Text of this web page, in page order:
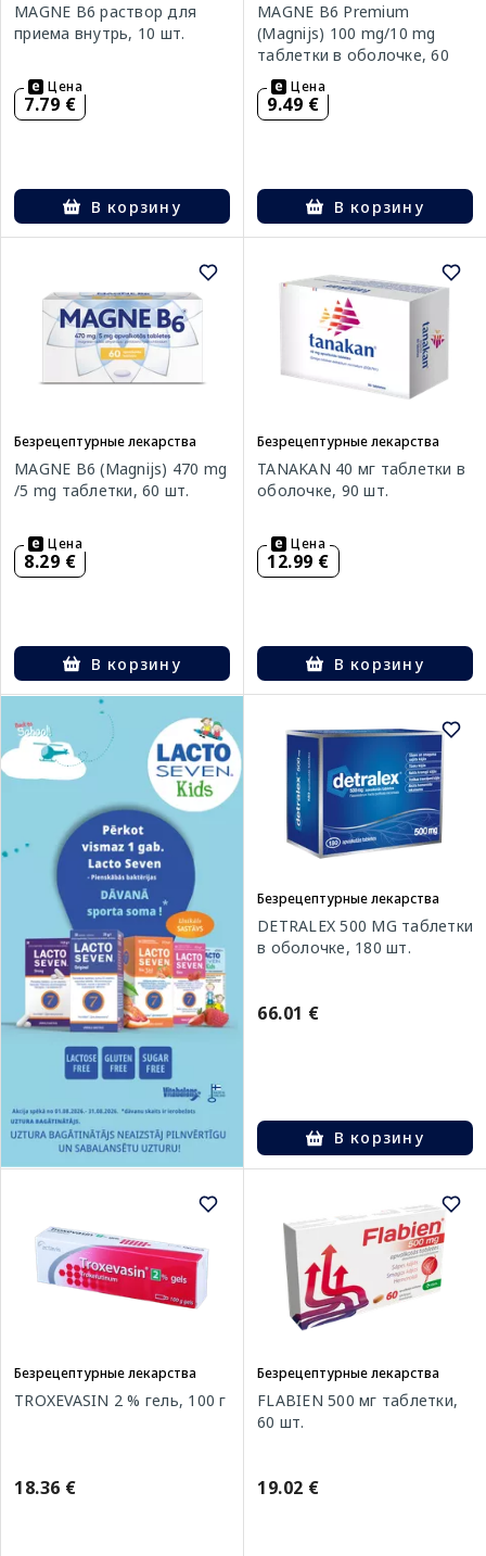
MAGNE B6 раствор для
приема внутрь, 10 шт.
Цена
7.79 €
В корзину
MAGNE B6 Premium
(Magnijs) 100 mg/10 mg
таблетки в оболочке, 60
шт. Цена
9.49 €
В корзину
Безрецептурные лекарства
MAGNE B6 (Magnijs) 470 mg
/5 mg таблетки, 60 шт.
Цена
8.29 €
В корзину
Безрецептурные лекарства
TANAKAN 40 мг таблетки в
оболочке, 90 шт.
Цена
12.99 €
В корзину
Безрецептурные лекарства
DETRALEX 500 MG таблетки
в оболочке, 180 шт.
66.01 €
В корзину
Безрецептурные лекарства
TROXEVASIN 2 % гель, 100 г
18.36 €
Безрецептурные лекарства
FLABIEN 500 мг таблетки,
60 шт.
19.02 €